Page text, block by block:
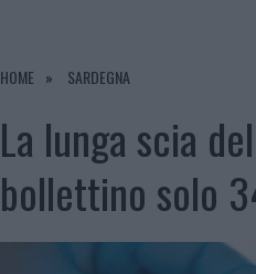
7 AGOSTO 2026
HOME SARDEGNA
La lunga scia
bollettino solo